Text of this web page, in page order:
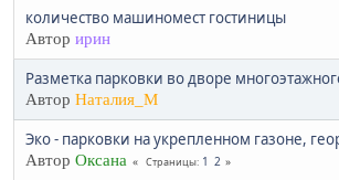
количество машиномест гостиницы
Автор ирин
Разметка парковки во дворе
Автор Наталия_М
Эко - парковки на укрепленном газоне,
Автор Оксана Страницы 1 2